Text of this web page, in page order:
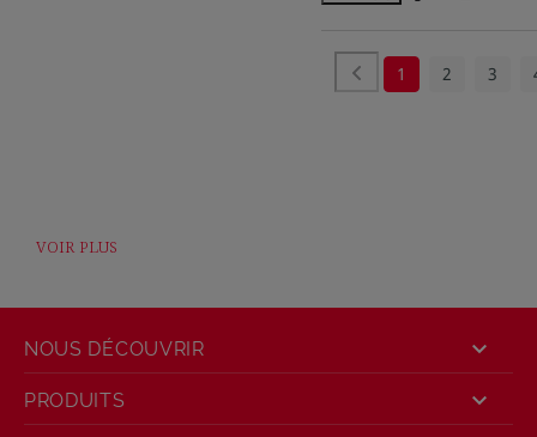
1 2 3
VOIR PLUS
PRODUITS 
NOUS DÉCOUVRIR 